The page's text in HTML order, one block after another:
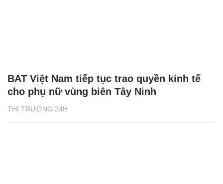
THỊ TRƯỜNG 24H
BAT Việt Nam tiếp tục trao quyền kinh tế
cho phụ nữ vùng biên Tây Ninh